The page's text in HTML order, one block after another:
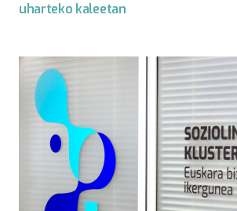
uharteko kaleetan